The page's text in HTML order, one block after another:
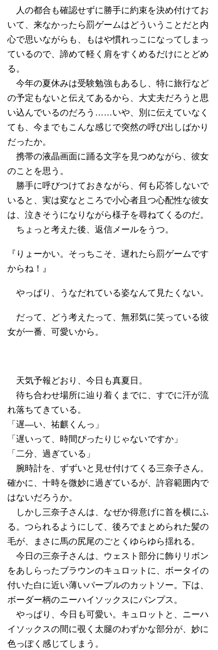
人の都合も確認せずに勝手に約束を決め付けてお
いて、来なかったら罰ゲームはどういうことだと内
心で思いながらも、もはや慣れっこになってしまっ
ているので、諦めて軽く肩をすくめるだけにとどめ
る。
今年の夏休みは受験勉強もあるし、特に旅行など
の予定もないと伝えてあるから、大丈夫だろうと思
い込んでいるのだろう……いや、別に伝えていなく
ても、今までもこんな感じで突然の呼び出しばかり
だったか。
携帯の液晶画面に踊る文字を見つめながら、彼女
のことを思う。
勝手に呼びつけておきながら、何も応答しないで
いると、実は変なところで小心者且つ心配性な彼女
は、泣きそうになりながら様子を尋ねてくるのだ。
ちょっと考えた後、返信メールをうつ。
『りょーかい。そっちこそ、遅れたら罰ゲームです
からね！』
やっぱり、うなだれている姿なんて見たくない。
だって、どう考えたって、無邪気に笑っている彼
女が一番、可愛いから。
天気予報どおり、今日も真夏日。
待ち合わせ場所に辿り着くまでに、すでに汗が流
れ落ちてきている。
「遅―い、祐麒くんっ」
「遅いって、時間ぴったりじゃないですか」
「二分、過ぎている」
腕時計を、ずずいと見せ付けてくる三奈子さん。
確かに、十時を微妙に過ぎているが、許容範囲内で
はないだろうか。
しかし三奈子さんは、なぜか得意げに首を横にふ
る。つられるようにして、後ろでまとめられた髪の
毛が、まさに馬の尻尾のごとくゆらゆら揺れる。
今日の三奈子さんは、ウェスト部分に飾りリボン
をあしらったブラウンのキュロットに、ボータイの
付いた白に近い薄いパープルのカットソー。下は、
ボーダー柄のニーハイソックスにパンプス。
やっぱり、今日も可愛い。キュロットと、ニーハ
イソックスの間に覗く太腿のわずかな部分が、妙に
色っぽく感じてしまう。